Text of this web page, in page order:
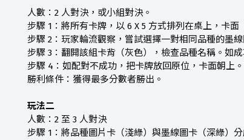
人數：2 人對決，或小組對決。
步驟 1：將所有卡牌，以 6 X 5 方式排列在桌上，卡面
步驟 2：玩家輪流觀察，嘗試選擇一對相同品種的墨線
步驟 3：翻開該組卡背（灰色），檢查品種名稱。如
步驟 4：如配對不成功，把卡牌放回原位，卡面朝上
勝利條件：獲得最多分數者勝出。
玩法二
人數：2 至 3 人對決
步驟 1：將品種圖片卡（淺綠）與墨線圖卡（深綠）